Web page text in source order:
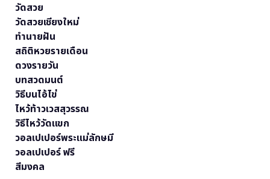
วัดสวย
วัดสวยเชียงใหม่
ทำนายฝัน
สถิติหวยรายเดือน
ดวงรายวัน
บทสวดมนต์
วิธีบนไอ้ไข่
ไหว้ท้าวเวสสุวรรณ
วิธีไหว้วัดแขก
วอลเปเปอร์พระแม่ลักษมี
วอลเปเปอร์ ฟรี
สีมงคล